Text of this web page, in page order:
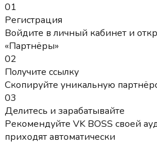
01
Регистрация
Войдите в личный кабинет и
«Партнёры»
02
Получите ссылку
Скопируйте уникальную
03
Делитесь и зарабатывайте
Рекомендуйте VK BOSS своей
приходят автоматически